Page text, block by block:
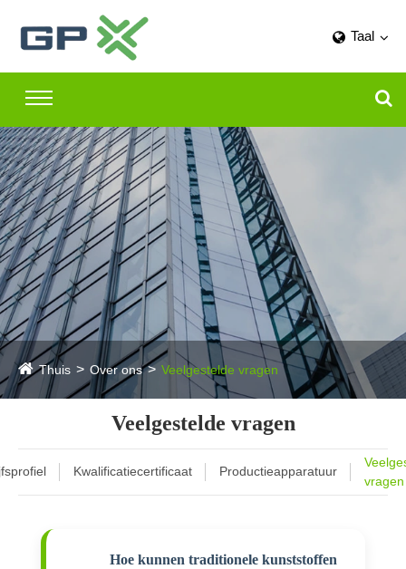
Taal
Thuis Over ons Veelgestelde vragen
Veelgestelde vragen
Kwalificatiecertificaat Productieapparatuur
vragen
Hoe kunnen traditionele kunststoffen